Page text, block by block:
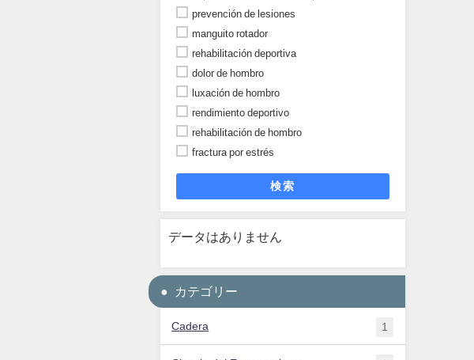
prevención de lesiones
manguito rotador
rehabilitación deportiva
dolor de hombro
luxación de hombro
rendimiento deportivo
rehabilitación de hombro
fractura por estrés
検索
データはありません
カテゴリー
Cadera 1